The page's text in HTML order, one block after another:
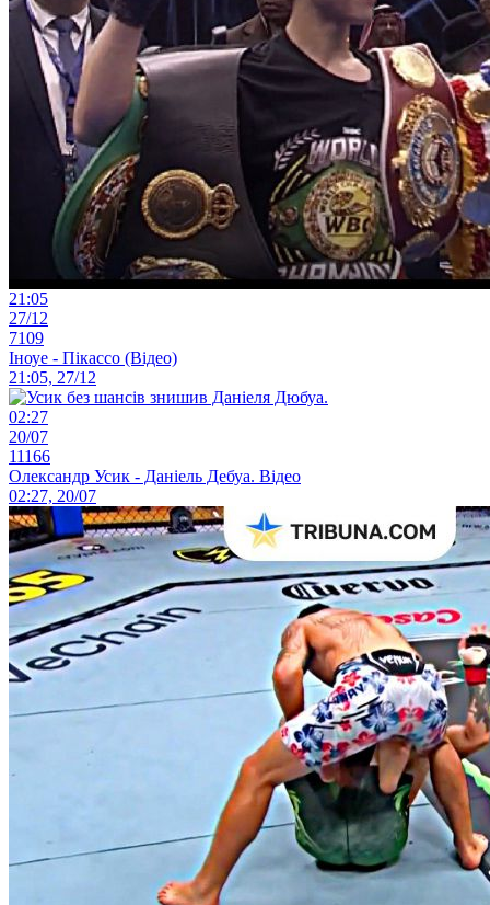
21:05
27/12
7109
Іноуе - Пікассо (Відео)
21:05, 27/12
02:27
20/07
11166
Олександр Усик - Даніель Дебуа. Відео
02:27, 20/07